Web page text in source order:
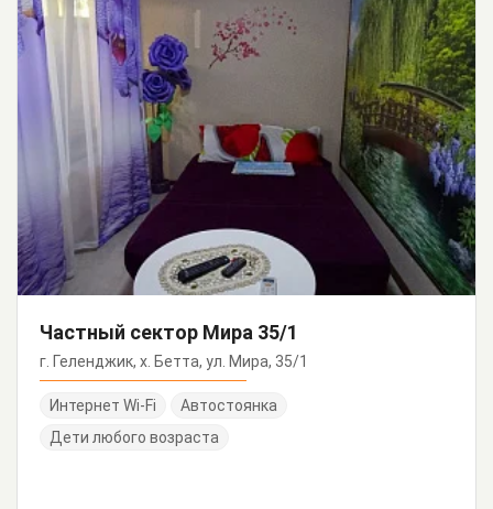
Частный сектор Мира 35/1
г. Геленджик, х. Бетта, ул. Мира, 35/1
Интернет Wi-Fi
Автостоянка
Дети любого возраста